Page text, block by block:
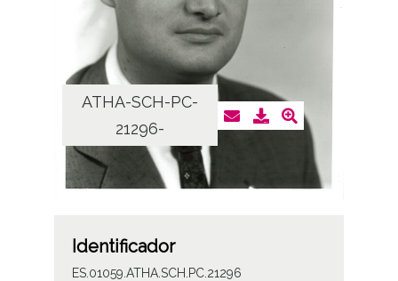
ATHA-SCH-PC-
21296-
Identificador
ES.01059.ATHA.SCH.PC.21296